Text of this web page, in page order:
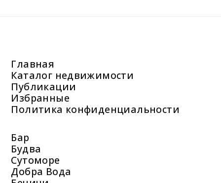
Главная
Каталог недвижимости
Публикации
Избранные
Политика конфиденциальности
Бар
Будва
Сутоморе
Добра Вода